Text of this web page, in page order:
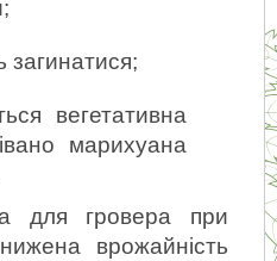
загинатися;
вегетативна
марихуана
для гровера при
врожайність